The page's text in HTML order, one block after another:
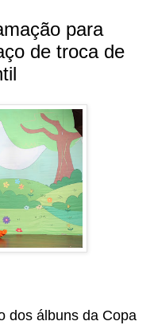
para
de troca de
dos álbuns da Copa